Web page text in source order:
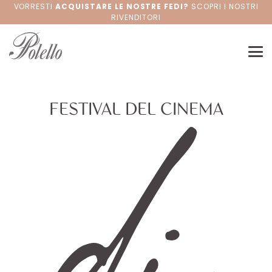
VORRESTIACQUISTARE LE NOSTRE FEDI? SCOPRI I NOSTRI
RIVENDITORI
FESTIVAL DEL CINEMA